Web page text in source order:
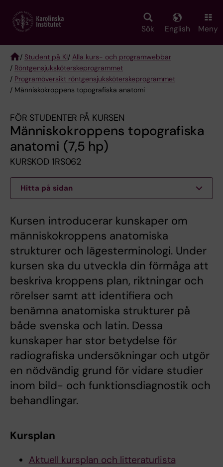
main
Sök English Meny
Breadcrumb
/ Student på KI/ Alla kurs- och programwebbar
/ Röntgen­sjuk­sköterske­programmet
/ Programöversikt röntgensjuksköterskeprogrammet
/ Människokroppens topografiska anatomi
FÖR STUDENTER PÅ KURSEN
Människokroppens topografiska
anatomi (7,5 hp)
KURSKOD 1RS062
Hitta på sidan
Kursen introducerar kunskaper om
människokroppens anatomiska
strukturer och lägesterminologi. Under
kursen ska du utveckla din förmåga att
beskriva kroppens plan, riktningar och
rörelser samt att identifiera och
benämna anatomiska strukturer på
både svenska och latin. Dessa
kunskaper har stor betydelse för
radiografiska undersökningar och utgör
en nödvändig grund för vidare studier
inom bild- och funktionsdiagnostik och
behandlingar.
Kursplan
Aktuell kursplan och litteraturlista